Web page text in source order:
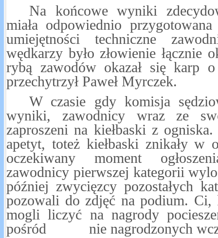
Na końcowe wyniki
miała odpowiednio
umiejętności techniczne
wędkarzy było złowienie łącznie
rybą zawodów okazał się karp
przechytrzył Paweł Myrczek.
W czasie gdy komisja
wyniki, zawodnicy wraz ze
zaproszeni na kiełbaski z
apetyt, toteż kiełbaski znikały w
oczekiwany moment
zawodnicy pierwszej kategorii
później zwycięzcy pozostałych
pozowali do zdjęć na podium. Ci,
mogli liczyć na nagrody
pośród nie nagrodzonych